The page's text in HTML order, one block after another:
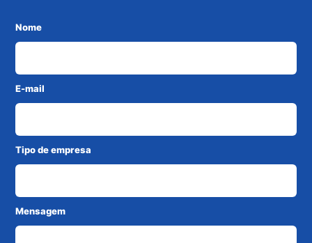
Nome
E-mail
Tipo de empresa
Mensagem